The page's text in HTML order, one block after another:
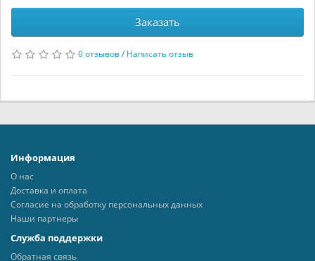
Заказать
0 отзывов/ Написать отзыв
Информация
О нас
Доставка и оплата
Согласие на обработку персональных данных
Наши партнеры
Служба поддержки
Обратная связь